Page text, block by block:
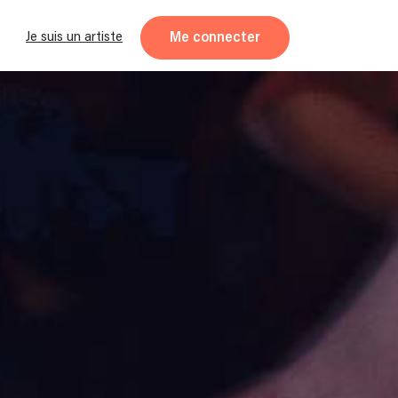
Je suis un artiste Me connecter